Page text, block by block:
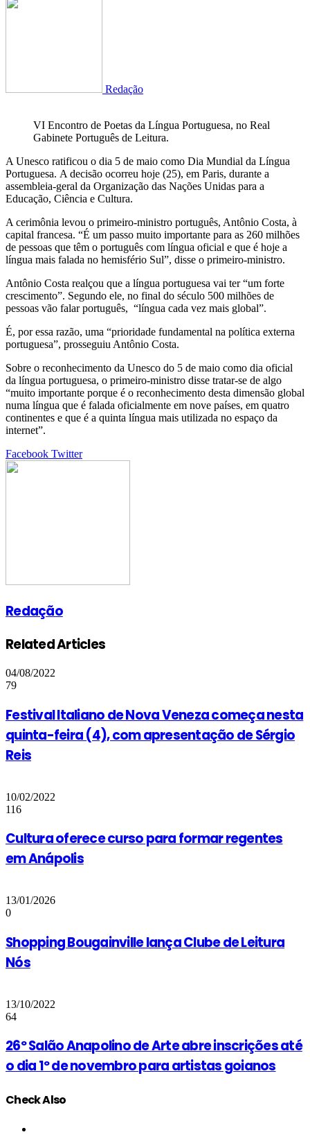
Redação
VI Encontro de Poetas da Língua Portuguesa, no Real
Gabinete Português de Leitura.
A Unesco ratificou o dia 5 de maio como Dia Mundial da Língua
Portuguesa. A decisão ocorreu hoje (25), em Paris, durante a
assembleia-geral da Organização das Nações Unidas para a
Educação, Ciência e Cultura.
A cerimônia levou o primeiro-ministro português, Antônio Costa, à
capital francesa. “É um passo muito importante para as 260 milhões
de pessoas que têm o português com língua oficial e que é hoje a
língua mais falada no hemisfério Sul”, disse o primeiro-ministro.
Antônio Costa realçou que a língua portuguesa vai ter “um forte
crescimento”. Segundo ele, no final do século 500 milhões de
pessoas vão falar português, “língua cada vez mais global”.
É, por essa razão, uma “prioridade fundamental na política externa
portuguesa”, prosseguiu Antônio Costa.
Sobre o reconhecimento da Unesco do 5 de maio como dia oficial
da língua portuguesa, o primeiro-ministro disse tratar-se de algo
“muito importante porque é o reconhecimento desta dimensão global
numa língua que é falada oficialmente em nove países, em quatro
continentes e que é a quinta língua mais utilizada no espaço da
internet”.
Facebook TwitterGoogle+
LinkedIn
StumbleUpon
Tumblr
Pinterest
Reddit
VKontakte
Share
Print
Redação
Related Articles
04/08/2022
79
Festival Italiano de Nova Veneza começa nesta
quinta-feira (4), com apresentação de Sérgio
Reis
10/02/2022
116
Cultura oferece curso para formar regentes
em Anápolis
13/01/2026
0
Shopping Bougainville lança Clube de Leitura
Nós
13/10/2022
64
26º Salão Anapolino de Arte abre inscrições até
o dia 1º de novembro para artistas goianos
Check Also
Close